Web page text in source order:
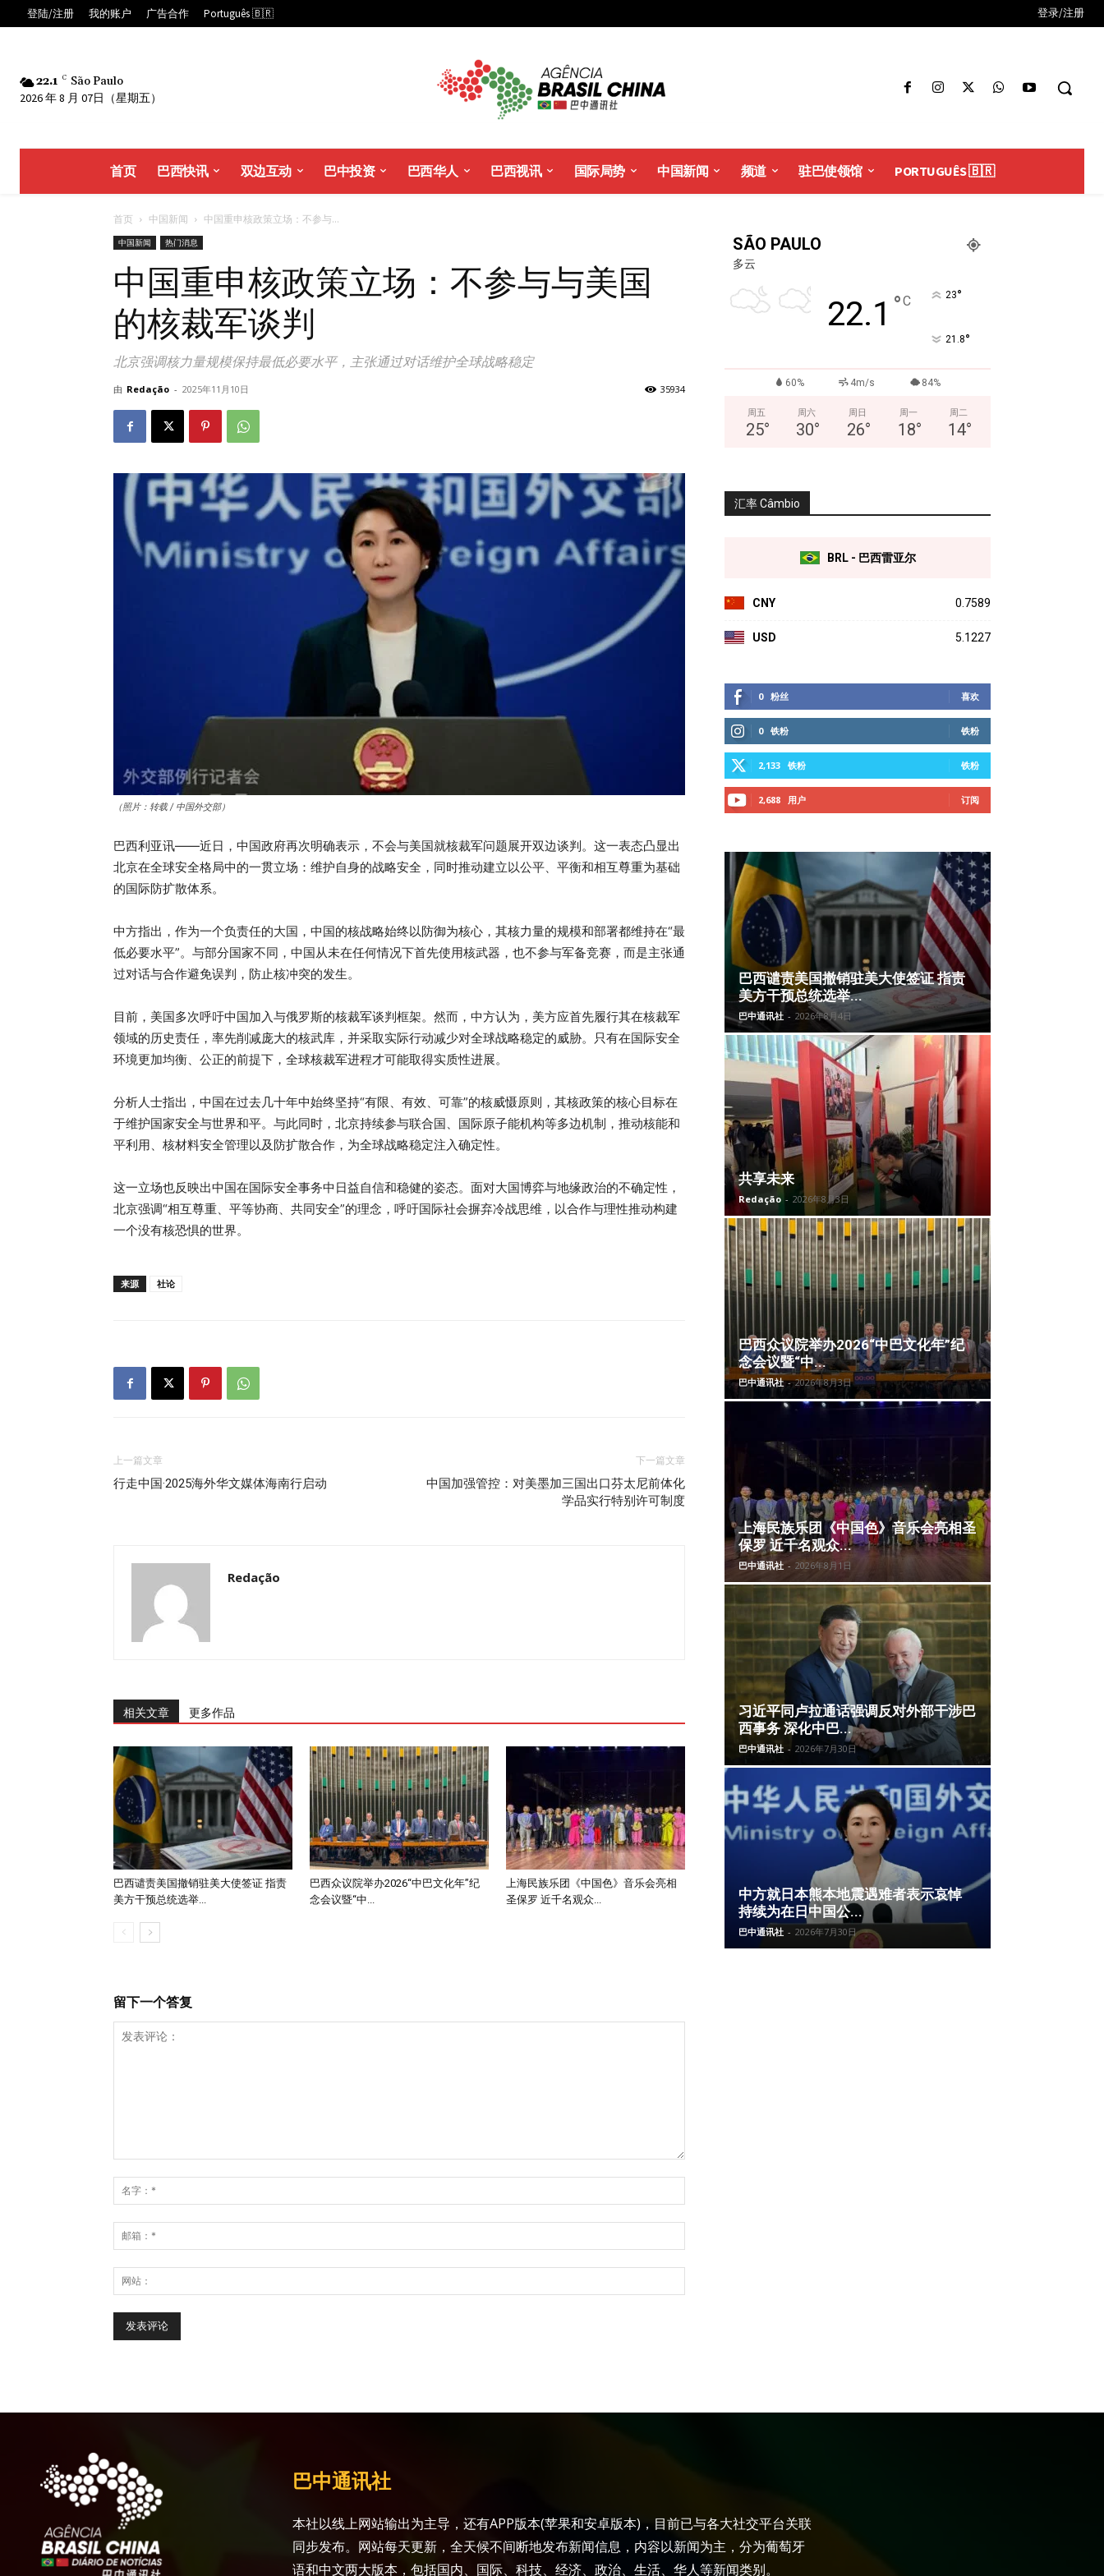
登陆/注册 我的账户 广告合作 Português 🇧🇷 登录/注册
22.1 C São Paulo
2026 年 8 月 07日（星期五）
首页 巴西快讯 双边互动 巴中投资 巴西华人 巴西视讯 国际局势 中国新闻 频道 驻巴使领馆 PORTUGUÊS 🇧🇷
首页 中国新闻 中国重申核政策立场：不参与...
中国新闻 热门消息
中国重申核政策立场：不参与与美国
的核裁军谈判
北京强调核力量规模保持最低必要水平，主张通过对话维护全球战略稳定
由 Redação - 2025年11月10日 35934
（照片：转载 / 中国外交部）
巴西利亚讯——近日，中国政府再次明确表示，不会与美国就核裁军问题展开双边谈判。这一表态凸显出
北京在全球安全格局中的一贯立场：维护自身的战略安全，同时推动建立以公平、平衡和相互尊重为基础
的国际防扩散体系。
中方指出，作为一个负责任的大国，中国的核战略始终以防御为核心，其核力量的规模和部署都维持在“最
低必要水平”。与部分国家不同，中国从未在任何情况下首先使用核武器，也不参与军备竞赛，而是主张通
过对话与合作避免误判，防止核冲突的发生。
目前，美国多次呼吁中国加入与俄罗斯的核裁军谈判框架。然而，中方认为，美方应首先履行其在核裁军
领域的历史责任，率先削减庞大的核武库，并采取实际行动减少对全球战略稳定的威胁。只有在国际安全
环境更加均衡、公正的前提下，全球核裁军进程才可能取得实质性进展。
分析人士指出，中国在过去几十年中始终坚持“有限、有效、可靠”的核威慑原则，其核政策的核心目标在
于维护国家安全与世界和平。与此同时，北京持续参与联合国、国际原子能机构等多边机制，推动核能和
平利用、核材料安全管理以及防扩散合作，为全球战略稳定注入确定性。
这一立场也反映出中国在国际安全事务中日益自信和稳健的姿态。面对大国博弈与地缘政治的不确定性，
北京强调“相互尊重、平等协商、共同安全”的理念，呼吁国际社会摒弃冷战思维，以合作与理性推动构建
一个没有核恐惧的世界。
来源 社论
上一篇文章
行走中国·2025海外华文媒体海南行启动
下一篇文章
中国加强管控：对美墨加三国出口芬太尼前体化
学品实行特别许可制度
Redação
相关文章 更多作品
巴西谴责美国撤销驻美大使签证 指责
美方干预总统选举...
巴西众议院举办2026“中巴文化年”纪
念会议暨“中...
上海民族乐团《中国色》音乐会亮相
圣保罗 近千名观众...
留下一个答复
SÃO PAULO
多云
22.1 °C 23°
21.8°
60% 4m/s 84%
周五
25°
周六
30°
周日
26°
周一
18°
周二
14°
汇率 Câmbio
BRL - 巴西雷亚尔
CNY 0.7589
USD 5.1227
0 粉丝 喜欢
0 铁粉 铁粉
2,133 铁粉 铁粉
2,688 用户 订阅
巴西谴责美国撤销驻美大使签证 指责
美方干预总统选举...
巴中通讯社 - 2026年8月4日
共享未来
Redação - 2026年8月3日
巴西众议院举办2026“中巴文化年”纪
念会议暨“中...
巴中通讯社 - 2026年8月3日
上海民族乐团《中国色》音乐会亮相圣
保罗 近千名观众...
巴中通讯社 - 2026年8月1日
习近平同卢拉通话强调反对外部干涉巴
西事务 深化中巴...
巴中通讯社 - 2026年7月30日
中方就日本熊本地震遇难者表示哀悼
持续为在日中国公...
巴中通讯社 - 2026年7月30日
巴中通讯社
本社以线上网站输出为主导，还有APP版本(苹果和安卓版本)，目前已与各大社交平台关联
同步发布。网站每天更新，全天候不间断地发布新闻信息，内容以新闻为主，分为葡萄牙
语和中文两大版本，包括国内、国际、科技、经济、政治、生活、华人等新闻类别。